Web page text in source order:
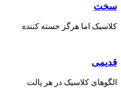
سخت
کلاسیک اما هرگز خسته کننده
قدیمی
الگوهای کلاسیک در هر پالت